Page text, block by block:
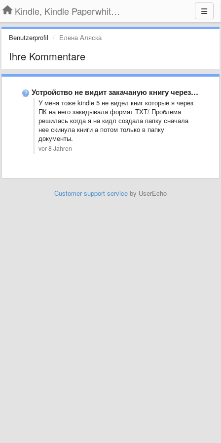
Kindle, Kindle Paperwhite, Kindle Voyage
Benutzerprofil Елена Аляска
Ihre Kommentare
Устройство не видит закачаную книгу через USB.
У меня тоже kindle 5 не видел книг которые я через
ПК на него закидывала формат TXT/ Проблема
решилась когда я на кидл создала папку сначала
нее скинула книги а потом только в папку
документы.
vor 8 Jahren
Customer support service by UserEcho